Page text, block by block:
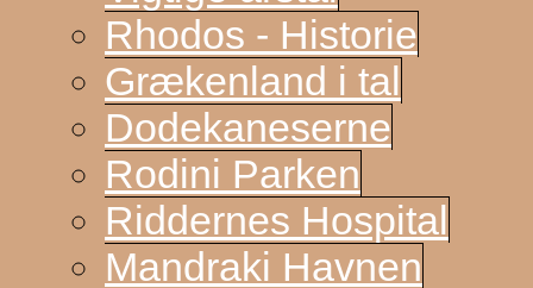
Rhodos - Historie
Grækenland i tal
Dodekaneserne
Rodini Parken
Riddernes Hospital
Mandraki Havnen